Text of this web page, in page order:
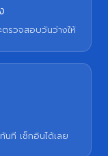
รวจสอบวันว่างให้
ที เช็กอินได้เลย